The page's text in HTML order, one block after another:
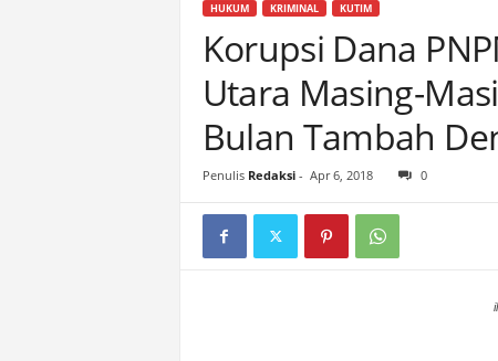
HUKUM KRIMINAL KUTIM
Korupsi Dana
Utara Masing-
Bulan Tambah
Penulis Redaksi- Apr 6, 2018 0